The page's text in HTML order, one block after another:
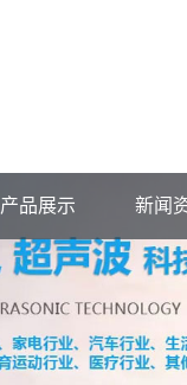
产品展示 新闻